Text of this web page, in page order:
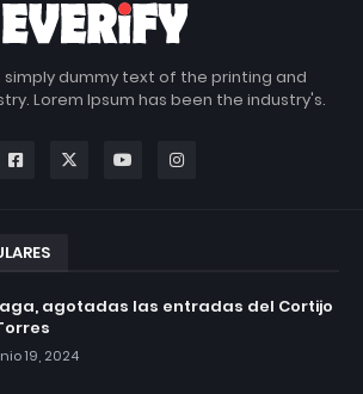
simply dummy text of the printing and
Lorem Ipsum has been the industry's.
agotadas las entradas del Cortijo
19, 2024